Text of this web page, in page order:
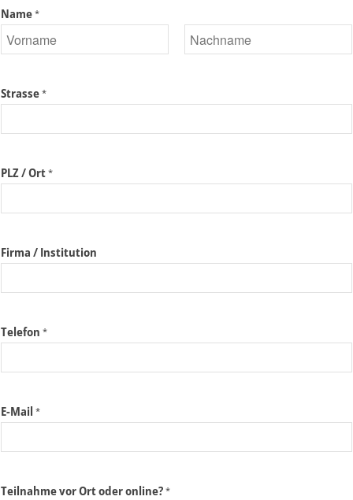
Name*
o
r
a
e
c
n
e
Strasse*
PLZ / Ort*
Firma / Institution
Telefon *
E-Mail *
Teilnahme vor Ort oder online?*